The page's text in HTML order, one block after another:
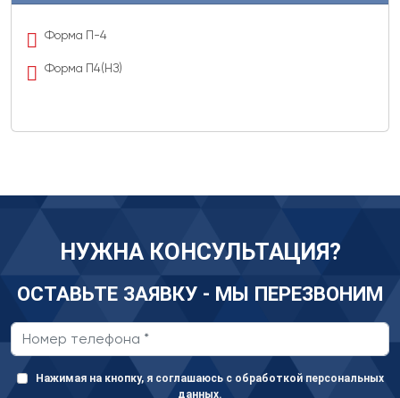
Форма П-4
Форма П4(НЗ)
НУЖНА КОНСУЛЬТАЦИЯ?
ОСТАВЬТЕ ЗАЯВКУ - МЫ ПЕРЕЗВОНИМ
Нажимая на кнопку, я соглашаюсь с обработкой персональных
данных.